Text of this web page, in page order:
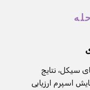
سیکل، نتایج
اسپرم ارزیابی